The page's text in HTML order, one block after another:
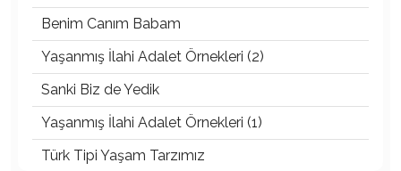
Benim Canım Babam
Yaşanmış İlahi Adalet Örnekleri (2)
Sanki Biz de Yedik
Yaşanmış İlahi Adalet Örnekleri (1)
Türk Tipi Yaşam Tarzımız